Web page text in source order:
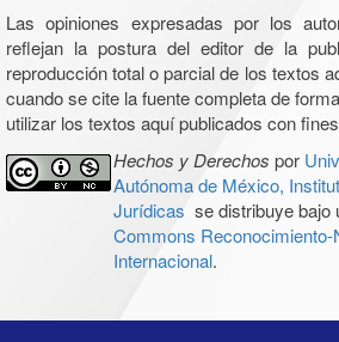
Las opiniones expresadas por los
reflejan la postura del editor de la
reproducción total o parcial de los textos
cuando se cite la fuente completa de
utilizar los textos aquí publicados con
Hechos y Derechos por
Autónoma de México,
Jurídicas se distribuye bajo
Commons
Internacional.